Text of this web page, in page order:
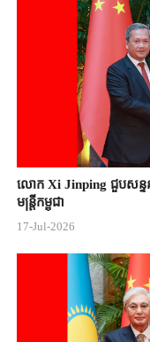
លោក Xi Jinping ជួបសន្ទ
មន្ត្រីកម្ពុជា
17-Jul-2026